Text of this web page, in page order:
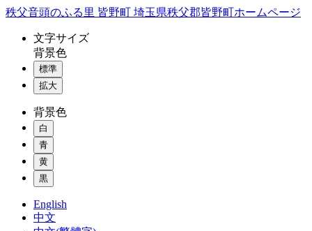
コ
秩父音頭のふる里 皆野町 埼玉県秩父郡皆野町ホームページ
文字サイズ
背景色
標準
拡大
背景色
白
青
黄
黒
English
中文